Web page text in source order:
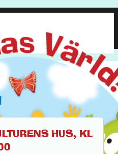
BABBLARNA
& KUL
HUS, KL